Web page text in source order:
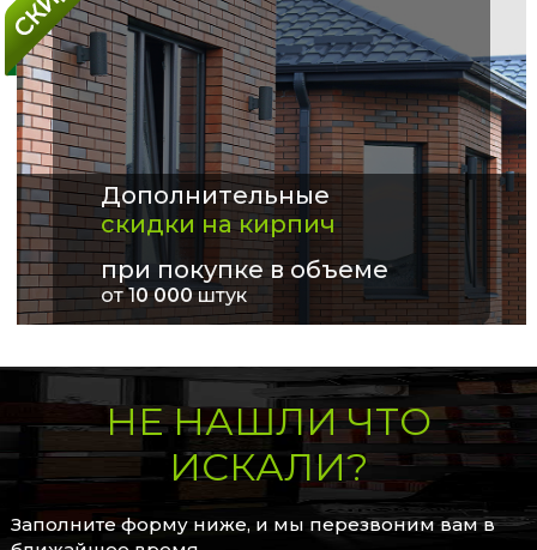
Дополнительные
скидки на кирпич
при покупке в объеме
от 10 000штук
НЕ НАШЛИ ЧТО
ИСКАЛИ?
Заполните форму ниже, и мы перезвоним вам в